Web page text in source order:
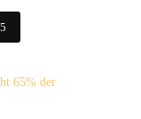
65% der